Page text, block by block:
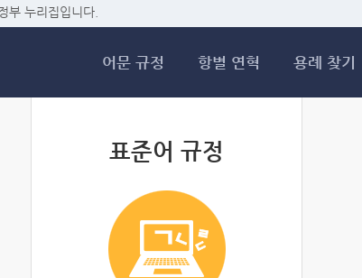
부 누리집입니다.
어문 규정 항별 연혁 용례 찾기
표준어 규정